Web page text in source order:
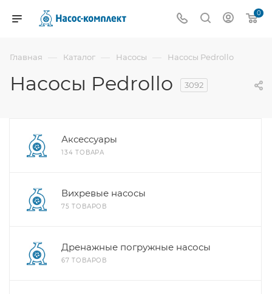
0
Главная — Каталог — Насосы — Насосы Pedrollo
Насосы Pedrollo 3092
Аксессуары
134 ТОВАРА
Вихревые насосы
75 ТОВАРОВ
Дренажные погружные насосы
67 ТОВАРОВ